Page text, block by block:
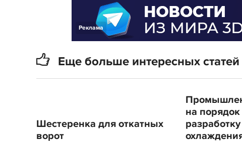
Еще больше интересных статей
Шестеренка для откатных
ворот
на порядок
Реклама